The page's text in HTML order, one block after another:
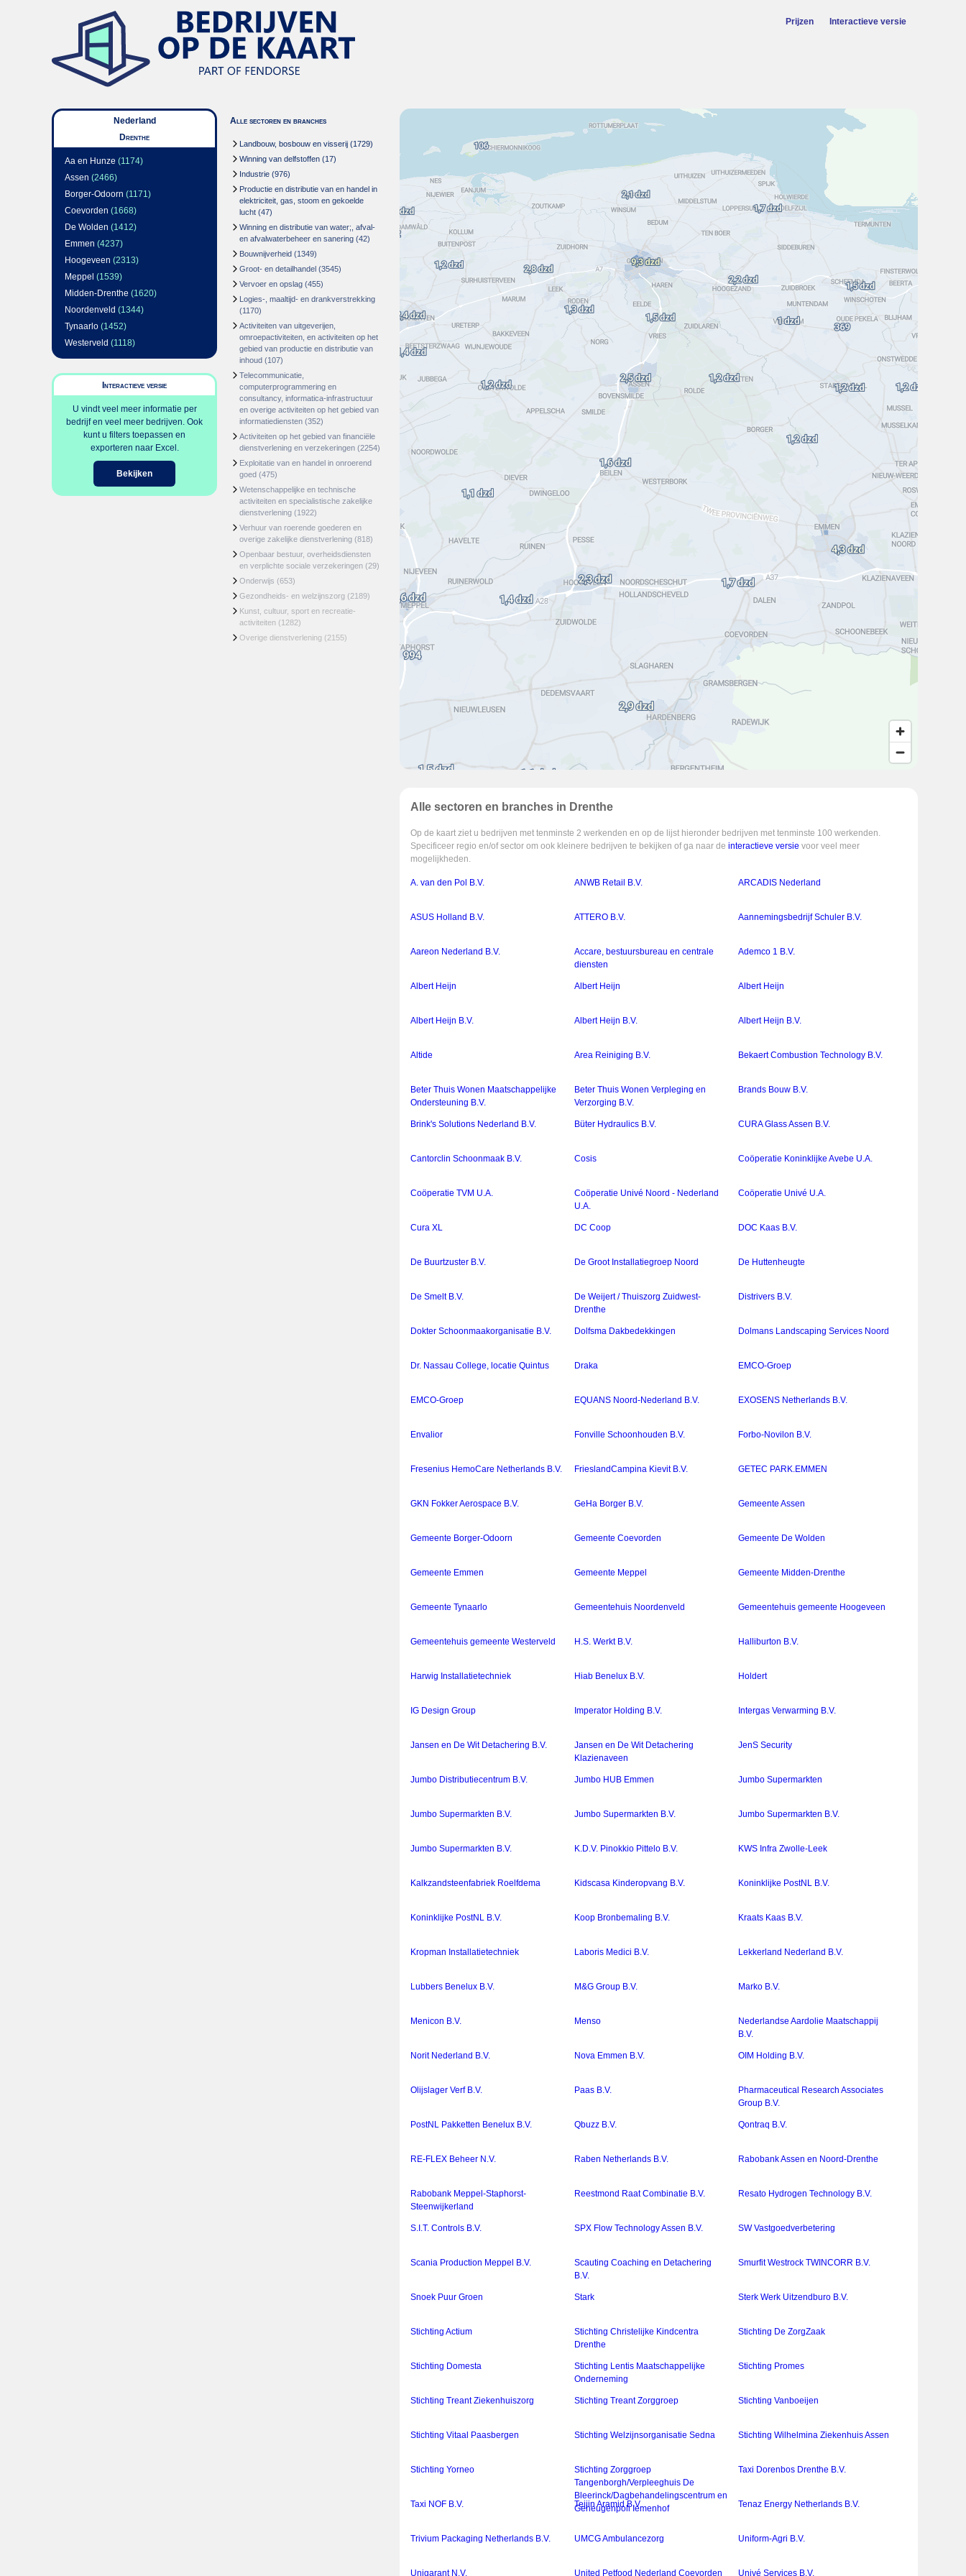
Prijzen Interactieve versie
Nederland
Drenthe
Aa en Hunze (1174)
Assen (2466)
Borger-Odoorn (1171)
Coevorden (1668)
De Wolden (1412)
Emmen (4237)
Hoogeveen (2313)
Meppel (1539)
Midden-Drenthe (1620)
Noordenveld (1344)
Tynaarlo (1452)
Westerveld (1118)
Interactieve versie
U vindt veel meer informatie per
bedrijf en veel meer bedrijven. Ook
kunt u filters toepassen en
exporteren naar Excel.
Bekijken
Alle sectoren en branches
Landbouw, bosbouw en visserij (1729)
Winning van delfstoffen (17)
Industrie (976)
Productie en distributie van en handel in
elektriciteit, gas, stoom en gekoelde
lucht (47)
Winning en distributie van water;, afval-
en afvalwaterbeheer en sanering (42)
Bouwnijverheid (1349)
Groot- en detailhandel (3545)
Vervoer en opslag (455)
Logies-, maaltijd- en drankverstrekking
(1170)
Activiteiten van uitgeverijen,
omroepactiviteiten, en activiteiten op het
gebied van productie en distributie van
inhoud (107)
Telecommunicatie,
computerprogrammering en
consultancy, informatica-infrastructuur
en overige activiteiten op het gebied van
informatiediensten (352)
Activiteiten op het gebied van financiële
dienstverlening en verzekeringen (2254)
Exploitatie van en handel in onroerend
goed (475)
Wetenschappelijke en technische
activiteiten en specialistische zakelijke
dienstverlening (1922)
Verhuur van roerende goederen en
overige zakelijke dienstverlening (818)
Openbaar bestuur, overheidsdiensten
en verplichte sociale verzekeringen (29)
Onderwijs (653)
Gezondheids- en welzijnszorg (2189)
Kunst, cultuur, sport en recreatie-
activiteiten (1282)
Overige dienstverlening (2155)
Alle sectoren en branches in Drenthe
Op de kaart ziet u bedrijven met tenminste 2 werkenden en op de lijst hieronder bedrijven met tenminste 100 werkenden.
Specificeer regio en/of sector om ook kleinere bedrijven te bekijken of ga naar de interactieve versie voor veel meer
mogelijkheden.
A. van den Pol B.V. ANWB Retail B.V. ARCADIS Nederland
ASUS Holland B.V. ATTERO B.V. Aannemingsbedrijf Schuler B.V.
Aareon Nederland B.V.
Accare, bestuursbureau en centrale
diensten
Ademco 1 B.V.
Albert Heijn Albert Heijn Albert Heijn
Albert Heijn B.V. Albert Heijn B.V. Albert Heijn B.V.
Altide Area Reiniging B.V. Bekaert Combustion Technology B.V.
Beter Thuis Wonen Maatschappelijke
Ondersteuning B.V.
Beter Thuis Wonen Verpleging en
Verzorging B.V.
Brands Bouw B.V.
Brink's Solutions Nederland B.V. Büter Hydraulics B.V. CURA Glass Assen B.V.
Cantorclin Schoonmaak B.V. Cosis Coöperatie Koninklijke Avebe U.A.
Coöperatie TVM U.A.
Coöperatie Univé Noord - Nederland
U.A.
Coöperatie Univé U.A.
Cura XL DC Coop DOC Kaas B.V.
De Buurtzuster B.V. De Groot Installatiegroep Noord De Huttenheugte
De Smelt B.V.
De Weijert / Thuiszorg Zuidwest-
Drenthe
Distrivers B.V.
Dokter Schoonmaakorganisatie B.V. Dolfsma Dakbedekkingen Dolmans Landscaping Services Noord
Dr. Nassau College, locatie Quintus Draka EMCO-Groep
EMCO-Groep EQUANS Noord-Nederland B.V. EXOSENS Netherlands B.V.
Envalior Fonville Schoonhouden B.V. Forbo-Novilon B.V.
Fresenius HemoCare Netherlands B.V. FrieslandCampina Kievit B.V. GETEC PARK.EMMEN
GKN Fokker Aerospace B.V. GeHa Borger B.V. Gemeente Assen
Gemeente Borger-Odoorn Gemeente Coevorden Gemeente De Wolden
Gemeente Emmen Gemeente Meppel Gemeente Midden-Drenthe
Gemeente Tynaarlo Gemeentehuis Noordenveld Gemeentehuis gemeente Hoogeveen
Gemeentehuis gemeente Westerveld H.S. Werkt B.V. Halliburton B.V.
Harwig Installatietechniek Hiab Benelux B.V. Holdert
IG Design Group Imperator Holding B.V. Intergas Verwarming B.V.
Jansen en De Wit Detachering B.V.
Jansen en De Wit Detachering
Klazienaveen
JenS Security
Jumbo Distributiecentrum B.V. Jumbo HUB Emmen Jumbo Supermarkten
Jumbo Supermarkten B.V. Jumbo Supermarkten B.V. Jumbo Supermarkten B.V.
Jumbo Supermarkten B.V. K.D.V. Pinokkio Pittelo B.V. KWS Infra Zwolle-Leek
Kalkzandsteenfabriek Roelfdema Kidscasa Kinderopvang B.V. Koninklijke PostNL B.V.
Koninklijke PostNL B.V. Koop Bronbemaling B.V. Kraats Kaas B.V.
Kropman Installatietechniek Laboris Medici B.V. Lekkerland Nederland B.V.
Lubbers Benelux B.V. M&G Group B.V. Marko B.V.
Menicon B.V. Menso
Nederlandse Aardolie Maatschappij
B.V.
Norit Nederland B.V. Nova Emmen B.V. OIM Holding B.V.
Olijslager Verf B.V. Paas B.V.
Pharmaceutical Research Associates
Group B.V.
PostNL Pakketten Benelux B.V. Qbuzz B.V. Qontraq B.V.
RE-FLEX Beheer N.V. Raben Netherlands B.V. Rabobank Assen en Noord-Drenthe
Rabobank Meppel-Staphorst-
Steenwijkerland
Reestmond Raat Combinatie B.V. Resato Hydrogen Technology B.V.
S.I.T. Controls B.V. SPX Flow Technology Assen B.V. SW Vastgoedverbetering
Scania Production Meppel B.V.
Scauting Coaching en Detachering
B.V.
Smurfit Westrock TWINCORR B.V.
Snoek Puur Groen Stark Sterk Werk Uitzendburo B.V.
Stichting Actium
Stichting Christelijke Kindcentra
Drenthe
Stichting De ZorgZaak
Stichting Domesta
Stichting Lentis Maatschappelijke
Onderneming
Stichting Promes
Stichting Treant Ziekenhuiszorg Stichting Treant Zorggroep Stichting Vanboeijen
Stichting Vitaal Paasbergen Stichting Welzijnsorganisatie Sedna Stichting Wilhelmina Ziekenhuis Assen
Stichting Yorneo
Stichting Zorggroep
Tangenborgh/Verpleeghuis De
Bleerinck/Dagbehandelingscentrum en
Geheugenpoli Iemenhof
Taxi Dorenbos Drenthe B.V.
Taxi NOF B.V. Teijin Aramid B.V. Tenaz Energy Netherlands B.V.
Trivium Packaging Netherlands B.V. UMCG Ambulancezorg Uniform-Agri B.V.
Unigarant N.V. United Petfood Nederland Coevorden Univé Services B.V.